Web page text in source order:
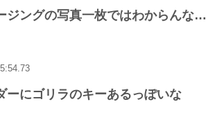
ジングの写真一枚ではわからんな…
ーにゴリラのキーあるっぽいな